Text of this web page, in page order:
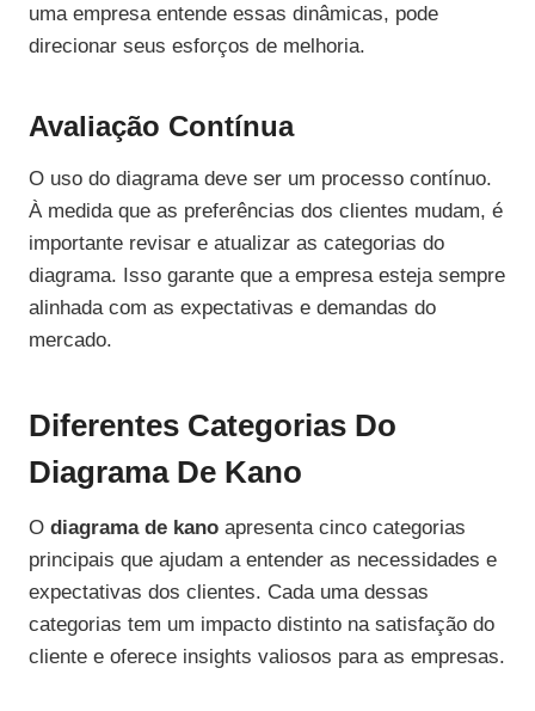
uma empresa entende essas dinâmicas, pode
direcionar seus esforços de melhoria.
Avaliação Contínua
O uso do diagrama deve ser um processo contínuo.
À medida que as preferências dos clientes mudam, é
importante revisar e atualizar as categorias do
diagrama. Isso garante que a empresa esteja sempre
alinhada com as expectativas e demandas do
mercado.
Diferentes Categorias Do
Diagrama De Kano
O diagrama de kano apresenta cinco categorias
principais que ajudam a entender as necessidades e
expectativas dos clientes. Cada uma dessas
categorias tem um impacto distinto na satisfação do
cliente e oferece insights valiosos para as empresas.